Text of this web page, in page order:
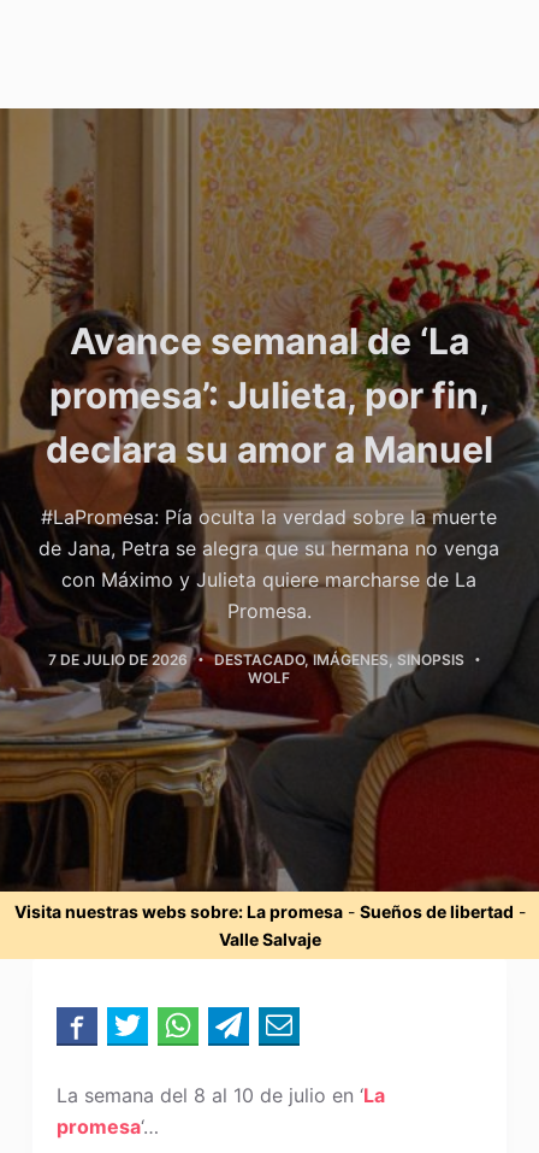
Avance semanal de ‘La
promesa’: Julieta, por fin,
declara su amor a Manuel
#LaPromesa: Pía oculta la verdad sobre la muerte
de Jana, Petra se alegra que su hermana no venga
con Máximo y Julieta quiere marcharse de La
Promesa.
7 DE JULIO DE 2026 DESTACADO,IMÁGENES,SINOPSIS
WOLF
Visita nuestras webs sobre:La promesa- Sueños de libertad -
Valle Salvaje
La semana del 8 al 10 de julio en ‘La
promesa‘…